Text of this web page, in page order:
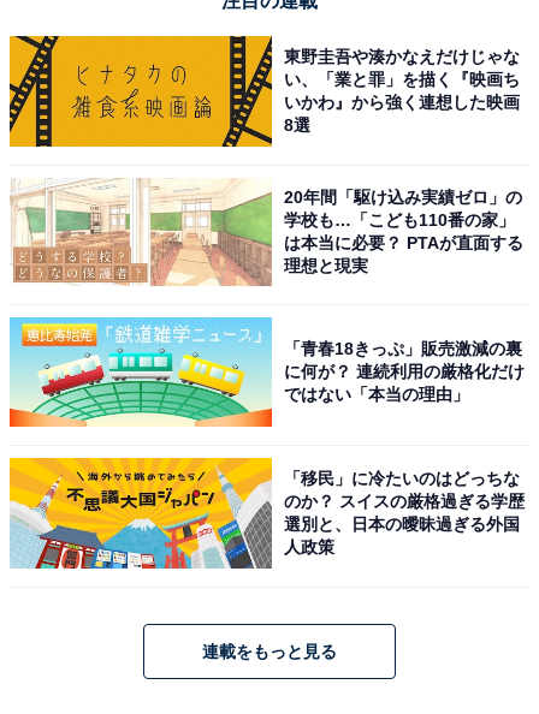
アクセス・料金情報は？ 泊まれる？
アクセス
所在地：茨城県石岡市真家2633-3
分。サミットゴルフクラブから車で5分、東筑波カント
リークラブから車で8分。
料金
います（午前5時から午前7時までの早朝料金には含まれ
ません）。深夜24時以降の利用は別途深夜割増料金
東野圭吾や湊かなえだけじゃな
い、「業と罪」を描く『映画ち
いかわ』から強く連想した映画
8選
20年間「駆け込み実績ゼロ」の
学校も…「こども110番の家」
は本当に必要？ PTAが直面する
理想と現実
「青春18きっぷ」販売激減の裏
に何が？ 連続利用の厳格化だけ
ではない「本当の理由」
「移民」に冷たいのはどっちな
のか？ スイスの厳格過ぎる学歴
選別と、日本の曖昧過ぎる外国
人政策
連載をもっと見る